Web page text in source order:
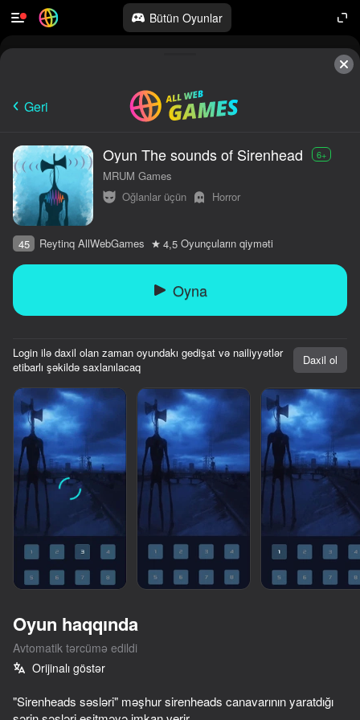
Bütün Oyunlar
10,000-dən çox oyun
Poppy Playtime Chapter 1 - Original Doors Castle
Escape from the Laser
Geri
Oyun The sounds of Sirenhead 6+
MRUM Games
Oğlanlar üçün
Horror
45 Reytinq AllWebGames 4,5 Oyunçuların qiyməti
Oyna
Login ilə daxil olan zaman oyundakı gedişat və nailiyyətlər
etibarlı şəkildə saxlanılacaq
Daxil ol
Oyun haqqında
Avtomatik tərcümə edildi
Orijinalı göstər
"Sirenheads səsləri" məşhur sirenheads canavarının yaratdığı